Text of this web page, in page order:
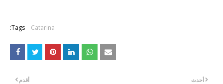
Tags: Catarina
أحدث أقدم